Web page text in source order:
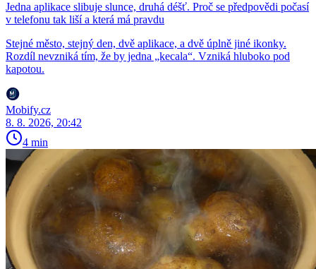
Jedna aplikace slibuje slunce, druhá déšť. Proč se předpovědi počasí
v telefonu tak liší a která má pravdu
Stejné město, stejný den, dvě aplikace, a dvě úplně jiné ikonky.
Rozdíl nevzniká tím, že by jedna „kecala“. Vzniká hluboko pod
kapotou.
Mobify.cz
8. 8. 2026, 20:42
4 min